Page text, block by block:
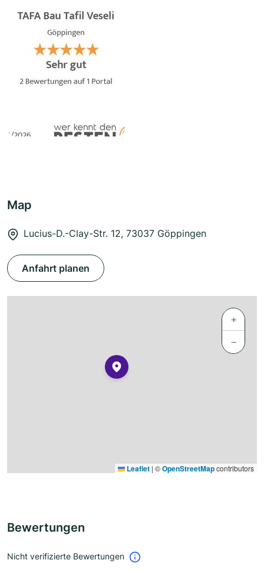
Map
Lucius-D.-Clay-Str. 12, 73037 Göppingen
Anfahrt planen
+
−
Leaflet | ©OpenStreetMapcontributors
Bewertungen
Nicht verifizierte Bewertungen